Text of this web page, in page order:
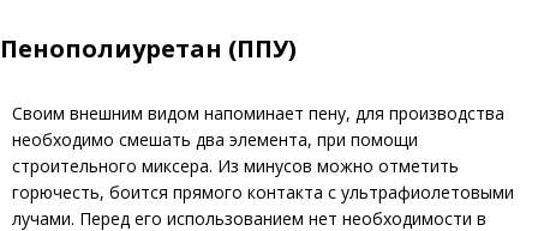
Пенополиуретан (ППУ)
Своим внешним видом напоминает пену, для производства
необходимо смешать два элемента, при помощи
строительного миксера. Из минусов можно отметить
горючесть, боится прямого контакта с ультрафиолетовыми
лучами. Перед его использованием нет необходимости в